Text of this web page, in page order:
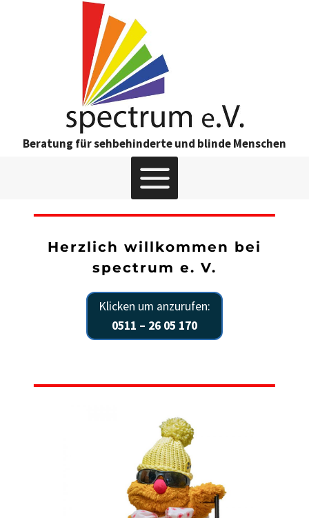
Beratung für sehbehinderte und blinde Menschen
Herzlich willkommen bei
spectrum e. V.​
Klicken um anzurufen:
0511 – 26 05 170